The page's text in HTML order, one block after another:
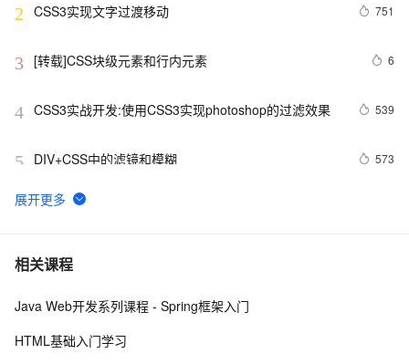
2 CSS3实现文字过渡移动 751
3 [转载]CSS块级元素和行内元素 6
4 CSS3实战开发:使用CSS3实现photoshop的过滤效果 539
5 DIV+CSS中的滤镜和模糊 573
6 使用CSS实现 图片帧动画 与 曲线运动
7 CSS中如何实现DIV居中
8 揭秘CSS布局神器：vw/vh、rem、%与px大PK，掌握它
相关课程
Java Web开发系列课程 - Spring框架入门
HTML基础入门学习